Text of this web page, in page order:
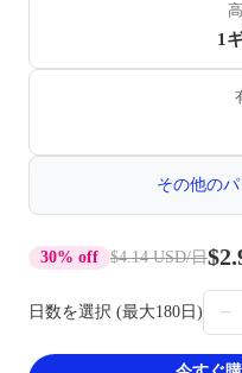
1
その他の
30% off $4.14 USD/日
日数を選択 (最大180日) −